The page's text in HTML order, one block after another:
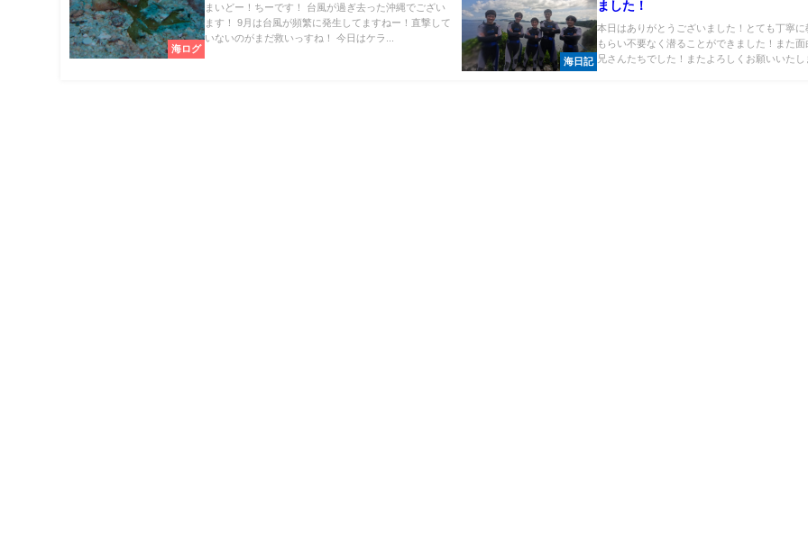
海ログ
まいどー！ちーです！ 台風が過ぎ去った沖縄でござい
ます！ 9月は台風が頻繁に発生してますねー！直撃して
いないのがまだ救いっすね！ 今日はケラ...
海日記
ました！
本日はありがとうございました！とても丁寧に
もらい不要なく潜ることができました！また面
兄さんたちでした！またよろしくお願いいたし